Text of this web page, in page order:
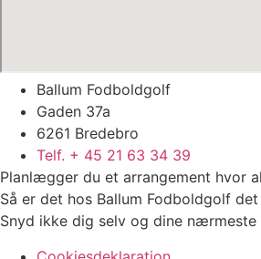
Ballum Fodboldgolf
Gaden 37a
6261 Bredebro
Telf. + 45 21 63 34 39
Planlægger du et arrangement hvor
Så er det hos Ballum Fodboldgolf
Snyd ikke dig selv og dine